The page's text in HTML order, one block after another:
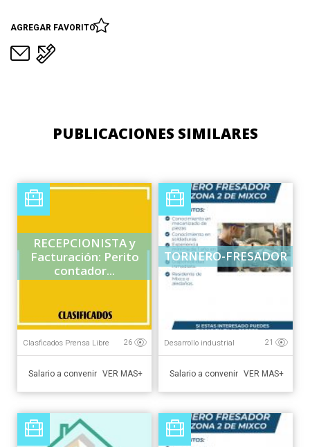
AGREGAR FAVORITO
PUBLICACIONES SIMILARES
RECEPCIONISTA y
Facturación: Perito
contador...
Clasficados Prensa Libre 26
Salario a convenir VER MAS+
TORNERO-FRESADOR
Desarrollo industrial 21
Salario a convenir VER MAS+